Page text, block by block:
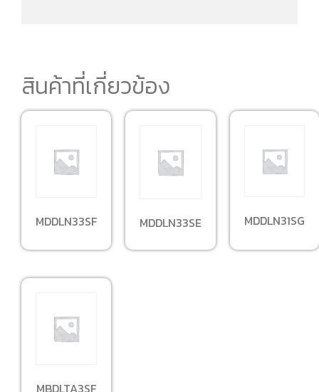
สินค้าที่เกี่ยวข้อง
MDDLN33SF MDDLN33SE MDDLN31SG